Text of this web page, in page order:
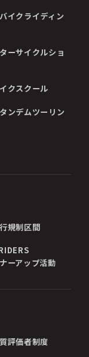
イクライディン
ーサイクルショ
クスクール
ンデムツーリン
規制区間
ーアップ活動
評価者制度